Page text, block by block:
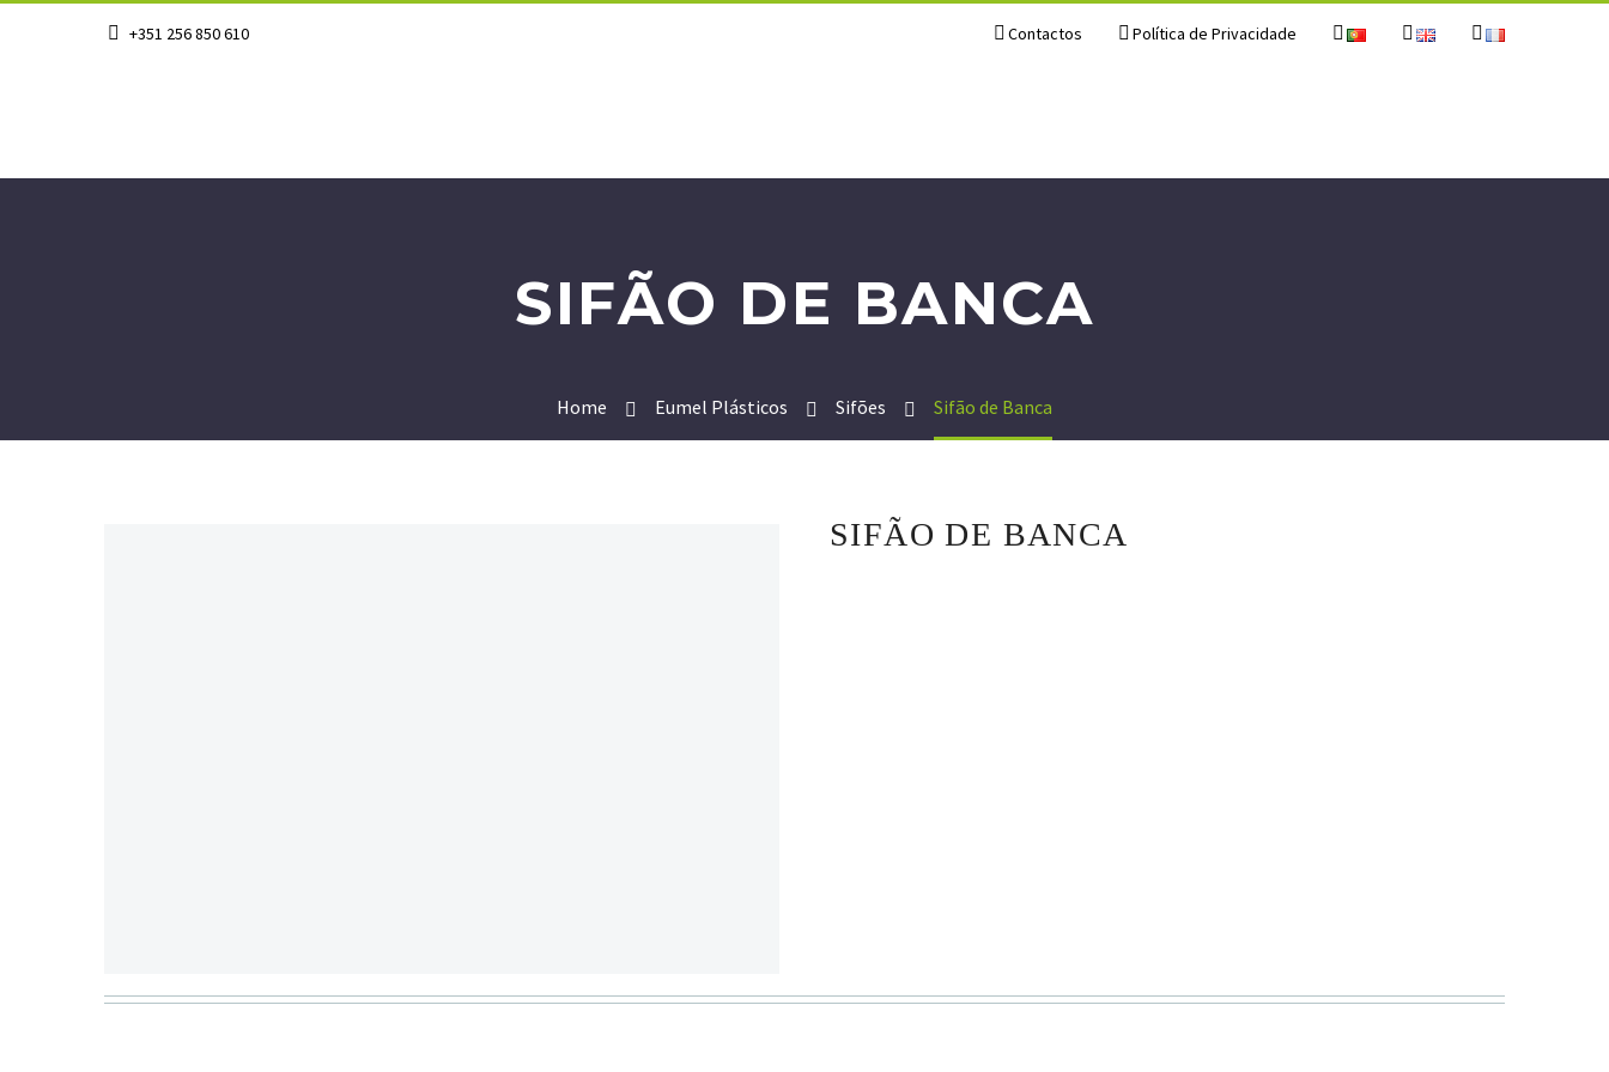
+351 256 850 610 Contactos Política de Privacidade
SIFÃO DE BANCA
Home Eumel Plásticos Sifões Sifão de Banca
SIFÃO DE BANCA